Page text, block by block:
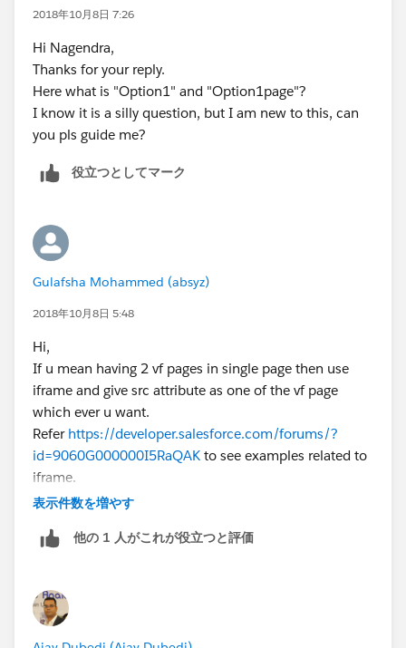
<div id="option1Page" style="display:none;">
</div>
<div id="option2Page" style="display:none;">
<apex:include pageName="vfpage2"/>
</div>
<script type="text/javascript">
if
    }
    {
    }
if
    {
    }
    else
    {
    }
   </script>
</apex:page>
2018年10月8日 7:26
Hi Nagendra,
Thanks for your reply.
Here what is "Option1" and "Option1page"?
I know it is a silly question, but I am new to this, can
you pls guide me?
役立つとしてマーク
Gulafsha Mohammed (absyz)
2018年10月8日 5:48
Hi,
If u mean having 2 vf pages in single page then use
iframe and give src attribute as one of the vf page
which ever u want.
Refer https://developer.salesforce.com/forums/?
id=9060G000000I5RaQAK to see examples related to
iframe.
Hope this will help. Please mark this as best answer if
Regards,
表示件数を増やす
他の 1 人がこれが役立つと評価